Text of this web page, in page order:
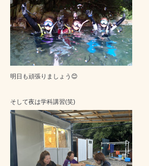
明日も頑張りましょう😊
そして夜は学科講習(笑)